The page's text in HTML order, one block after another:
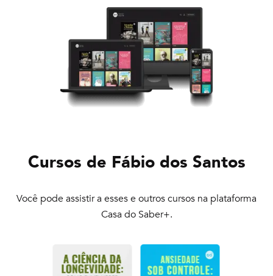
Cursos de Fábio dos Santos
Você pode assistir a esses e outros cursos na plataforma
Casa do Saber+.